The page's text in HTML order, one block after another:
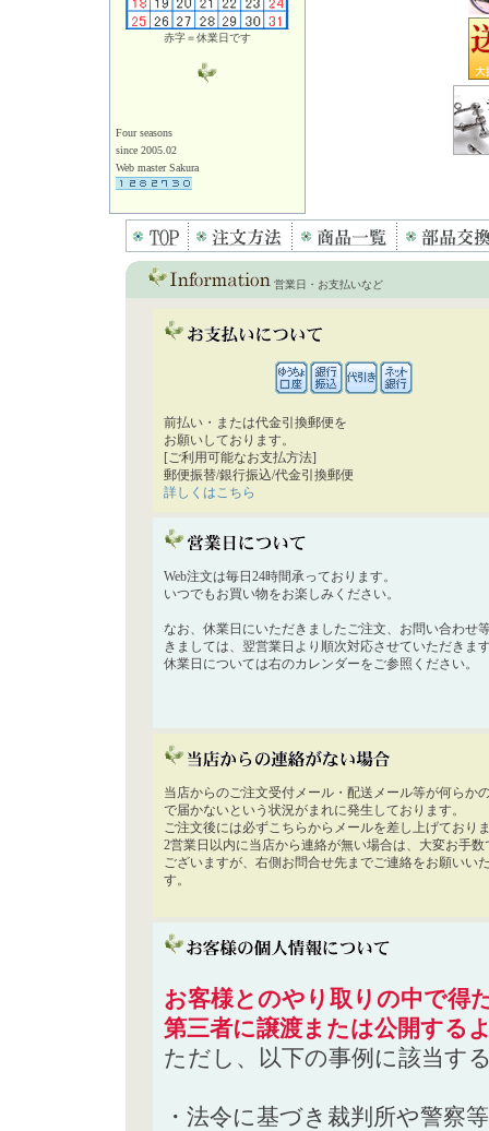
赤字＝休業日です
Four seasons
since 2005.02
Web master Sakura
営業日・お支払いなど
前払い・または代金引換郵便を
お願いしております。
[ご利用可能なお支払方法]
郵便振替/銀行振込/代金引換郵便
詳しくはこちら
Web注文は毎日24時間承っております。
いつでもお買い物をお楽しみください。
なお、休業日にいただきましたご注文、お問い合わせ
きましては、翌営業日より順次対応させていただきま
休業日については右のカレンダーをご参照ください。
当店からのご注文受付メール・配送メール等が何らか
で届かないという状況がまれに発生しております。
ご注文後には必ずこちらからメールを差し上げており
2営業日以内に当店から連絡が無い場合は、大変お手数
ございますが、右側お問合せ先までご連絡をお願いい
す。
お客様とのやり取りの中で得
第三者に譲渡または公開する
ただし、以下の事例に該当す
・法令に基づき裁判所や警察